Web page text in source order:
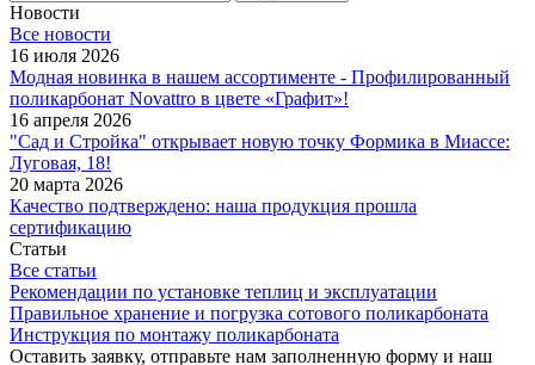
Новости
Все новости
16 июля 2026
Модная новинка в нашем ассортименте - Профилированный
поликарбонат Novattro в цвете «Графит»!
16 апреля 2026
"Сад и Стройка" открывает новую точку Формика в Миассе:
Луговая, 18!
20 марта 2026
Качество подтверждено: наша продукция прошла
сертификацию
Статьи
Все статьи
Рекомендации по установке теплиц и эксплуатации
Правильное хранение и погрузка сотового поликарбоната
Инструкция по монтажу поликарбоната
Оставить заявку, отправьте нам заполненную форму и наш